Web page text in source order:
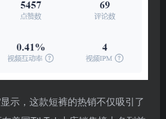
示，这款短裤的热销不仅吸引了